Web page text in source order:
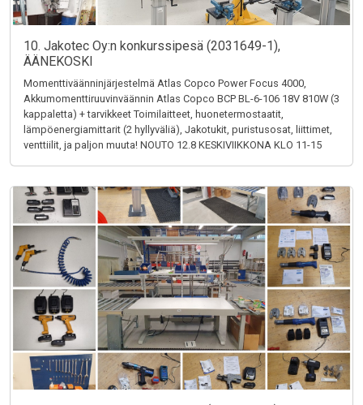
10. Jakotec Oy:n konkurssipesä (2031649-1),
ÄÄNEKOSKI
Momenttiväänninjärjestelmä Atlas Copco Power Focus 4000,
Akkumomenttiruuvinväännin Atlas Copco BCP BL-6-106 18V 810W (3
kappaletta) + tarvikkeet Toimilaitteet, huonetermostaatit,
lämpöenergiamittarit (2 hyllyväliä), Jakotukit, puristusosat, liittimet,
venttiilit, ja paljon muuta! NOUTO 12.8 KESKIVIIKKONA KLO 11-15